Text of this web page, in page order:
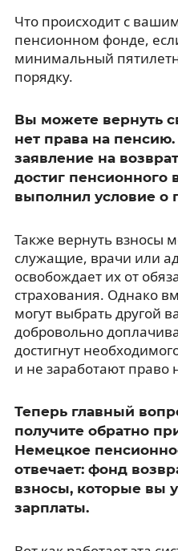
Что происходит с
пенсионном фонде,
минимальный
порядку.
Вы можете вернуть
нет права на
заявление на
достиг пенсионного
выполнил условие о
Также вернуть взносы
служащие, врачи или
освобождает их от
страхования. Однако
могут выбрать другой
добровольно
достигнут
и не заработают право
Теперь главный
получите обратно
Немецкое
отвечает: фонд
взносы, которые вы
зарплаты.